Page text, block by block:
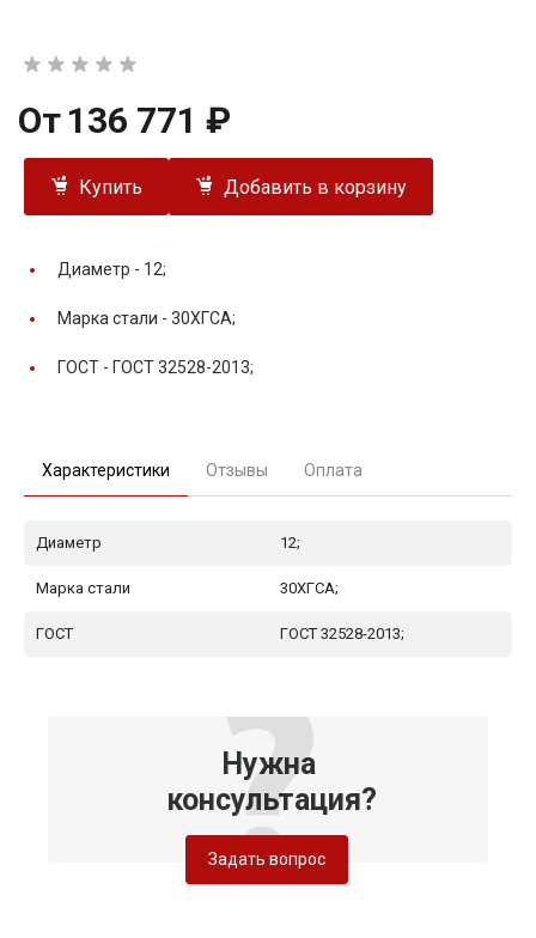
От 136 771 ₽
Купить Добавить в корзину
Диаметр - 12;
Марка стали - 30ХГСА;
ГОСТ - ГОСТ 32528-2013;
Характеристики Отзывы Оплата
Диаметр 12;
Марка стали 30ХГСА;
ГОСТ ГОСТ 32528-2013;
Нужна
консультация?
Задать вопрос